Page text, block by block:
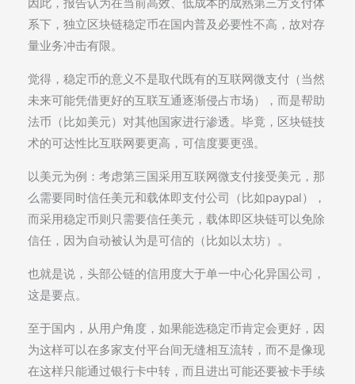
系下，独立区块链稳定币在国内普及必要性不高，故对存
量业务冲击有限。
觉得，稳定币的意义不是取代既有的互联网微支付（当然
未来可能凭借更好的互联互通逐渐侵占市场），而是帮助
法币（比如美元）对其他国家进行渗透。毕竟，区块链技
术的可达性比互联网要更高，可信度要更强。
以美元为例：考虑第三国采用互联网微支付接受美元，那
么需要同时信任美元和载体即支付公司（比如paypal），
而采用稳定币则只需要信任美元，载体即区块链可以免除
信任，因为自动被认为是可信的（比如以太坊）。
也就是说，头部公链的信用度大于单一中心化异国公司，
这是要点。
至于国内，从用户角度，如果能选稳定币肯定会更好，因
为这样可以在多家支付平台间无缝相互流转，而不是像现
在这样只能通过银行卡中转，而且进出可能还要被卡手续